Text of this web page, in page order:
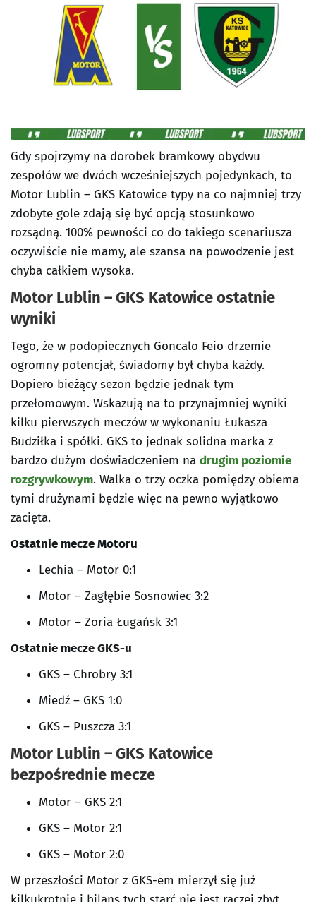
Gdy spojrzymy na dorobek bramkowy obydwu
zespołów we dwóch wcześniejszych pojedynkach, to
Motor Lublin – GKS Katowice typy na co najmniej trzy
zdobyte gole zdają się być opcją stosunkowo
rozsądną. 100% pewności co do takiego scenariusza
oczywiście nie mamy, ale szansa na powodzenie jest
chyba całkiem wysoka.
Motor Lublin – GKS Katowice ostatnie
wyniki
Tego, że w podopiecznych Goncalo Feio drzemie
ogromny potencjał, świadomy był chyba każdy.
Dopiero bieżący sezon będzie jednak tym
przełomowym. Wskazują na to przynajmniej wyniki
kilku pierwszych meczów w wykonaniu Łukasza
Budziłka i spółki. GKS to jednak solidna marka z
bardzo dużym doświadczeniem na drugim poziomie
rozgrywkowym. Walka o trzy oczka pomiędzy obiema
tymi drużynami będzie więc na pewno wyjątkowo
zacięta.
Ostatnie meczeMotoru
Lechia – Motor 0:1
Motor – Zagłębie Sosnowiec 3:2
Motor – Zoria Ługańsk 3:1
Ostatnie meczeGKS-u
GKS – Chrobry 3:1
Miedź – GKS 1:0
GKS – Puszcza 3:1
Motor Lublin – GKS Katowice
bezpośrednie mecze
Motor – GKS 2:1
GKS – Motor 2:1
GKS – Motor 2:0
W przeszłości Motor z GKS-em mierzył się już